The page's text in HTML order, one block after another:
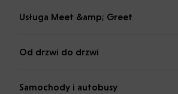
Usługa Meet &amp; Greet
Od drzwi do drzwi
Samochody i autobusy